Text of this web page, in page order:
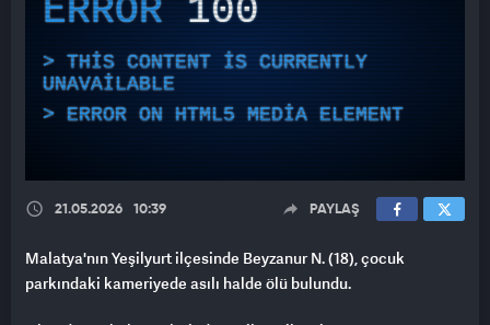
ERROR 100
THIS CONTENT IS CURRENTLY
UNAVAILABLE
ERROR ON HTML5 MEDIA ELEMENT
21.05.2026 10:39 PAYLAŞ
Malatya'nın Yeşilyurt ilçesinde Beyzanur N. (18), çocuk
parkındaki kameriyede asılı halde ölü bulundu.